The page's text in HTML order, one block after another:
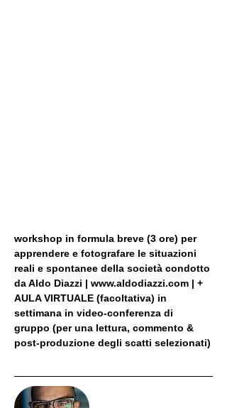
workshop in formula breve (3 ore) per
apprendere e fotografare le situazioni
reali e spontanee della società condotto
da Aldo Diazzi | www.aldodiazzi.com | +
AULA VIRTUALE (facoltativa) in
settimana in video-conferenza di
gruppo (per una lettura, commento &
post-produzione degli scatti selezionati)